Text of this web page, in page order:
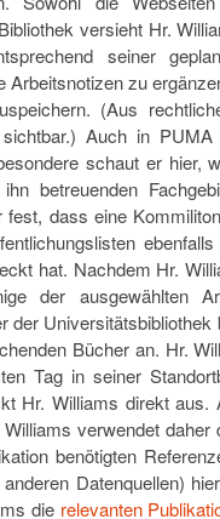
versieht Hr.
seiner
Arbeitsnotizen zu
(Aus
Auch in
schaut er hier,
betreuenden
dass eine
hat. Nachdem Hr.
der ausgewählten
der
Bücher an. Hr.
Tag in seiner
Hr. Williams direkt
verwendet
benötigten
Datenquellen)
die relevanten